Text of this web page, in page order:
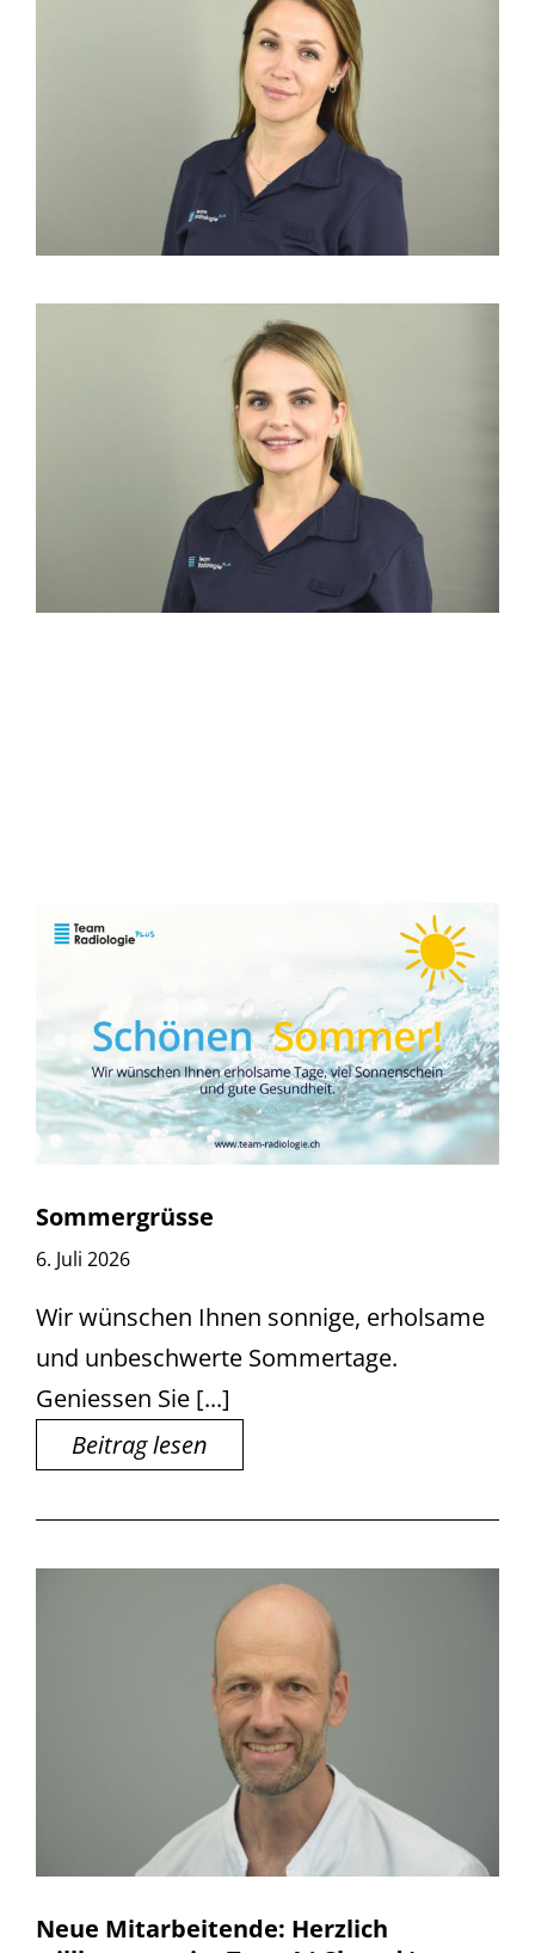
Sommergrüsse
6. Juli 2026
Wir wünschen Ihnen sonnige, erholsame
und unbeschwerte Sommertage.
Geniessen Sie [...]
Beitrag lesen
Neue Mitarbeitende: Herzlich